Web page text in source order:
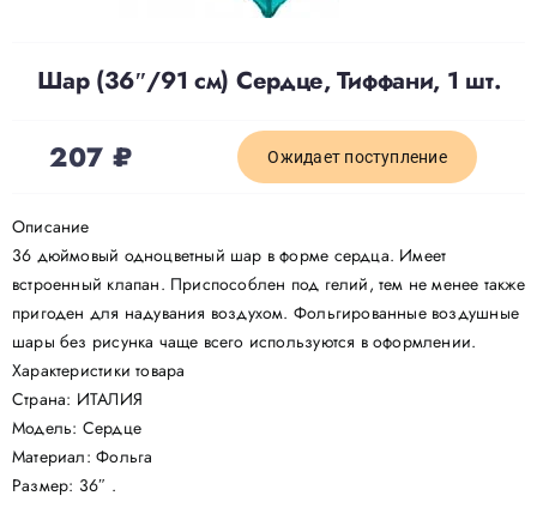
О нас
Отзывы
Контакты
Политика конфиденциальности
Шар (36″/91 см) Сердце, Тиффани, 1 шт.
207 ₽ Ожидает поступление
Описание
36 дюймовый одноцветный шар в форме сердца. Имеет
встроенный клапан. Приспособлен под гелий, тем не менее также
пригоден для надувания воздухом. Фольгированные воздушные
шары без рисунка чаще всего используются в оформлении.
Характеристики товара
Страна: ИТАЛИЯ
Модель: Сердце
Материал: Фольга
Размер: 36″ .